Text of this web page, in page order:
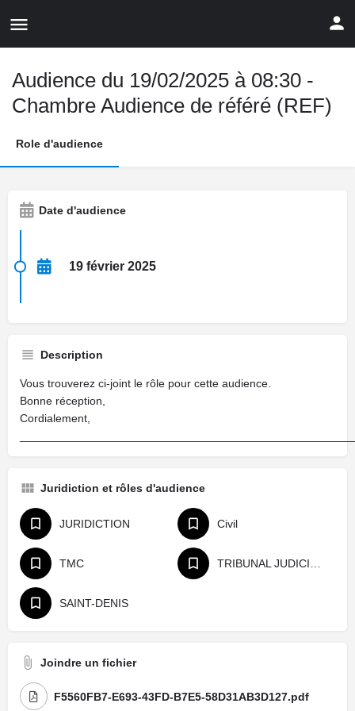
Audience du 19/02/2025 à 08:30 -
Chambre Audience de référé (REF)
Role d'audience
Date d'audience
19 février 2025
Description
Vous trouverez ci-joint le rôle pour cette audience.
Bonne réception,
Cordialement,
Juridiction et rôles d'audience
JURIDICTION Civil
TMC
SAINT-DENIS
Joindre un fichier
F5560FB7-E693-43FD-B7E5-58D31AB3D127.pdf